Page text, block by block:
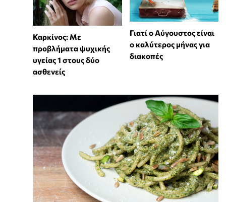
Καρκίνος: Με
προβλήματα ψυχικής
υγείας 1 στους δύο
ασθενείς
Γιατί ο Αύγουστος είναι
ο καλύτερος μήνας για
διακοπές